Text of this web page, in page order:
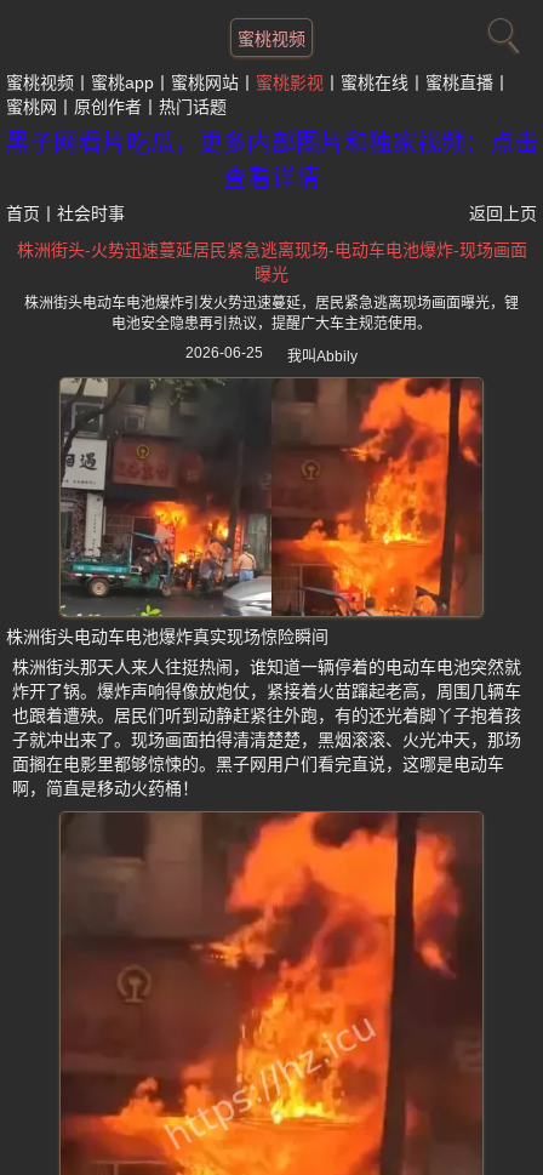
蜜桃视频
蜜桃视频 蜜桃app 蜜桃网站 蜜桃影视 蜜桃在线
蜜桃直播
蜜桃网
原创作者 热门话题
黑子网看片吃瓜，更多内部图片和独家视频：点击
查看详情
首页 社会时事
返回上页
株洲街头-火势迅速蔓延居民紧急逃离现场-电动车电池爆炸-现场画面
曝光
株洲街头电动车电池爆炸引发火势迅速蔓延，居民紧急逃离现场画面曝光，锂
电池安全隐患再引热议，提醒广大车主规范使用。
2026-06-25
我叫Abbily
株洲街头电动车电池爆炸真实现场惊险瞬间
株洲街头那天人来人往挺热闹，谁知道一辆停着的电动车电池突然就
炸开了锅。爆炸声响得像放炮仗，紧接着火苗蹿起老高，周围几辆车
也跟着遭殃。居民们听到动静赶紧往外跑，有的还光着脚丫子抱着孩
子就冲出来了。现场画面拍得清清楚楚，黑烟滚滚、火光冲天，那场
面搁在电影里都够惊悚的。黑子网用户们看完直说，这哪是电动车
啊，简直是移动火药桶！